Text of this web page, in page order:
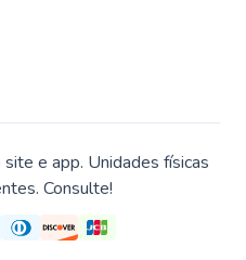
e app. Unidades físicas
Consulte!